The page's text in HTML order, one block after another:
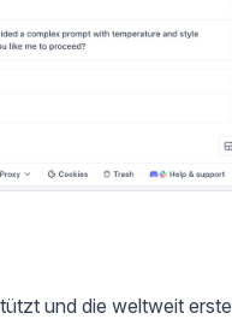
und die weltweit erste